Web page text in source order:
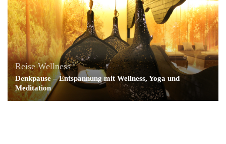
Reise Wellness
Denkpause – Entspannung mit Wellness, Yoga und
Meditation